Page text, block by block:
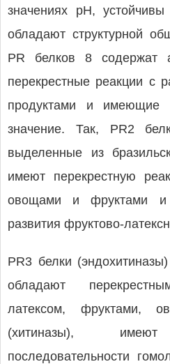
значениях рН,
обладают структурной
PR белков 8 содержат
перекрестные реакции с
продуктами и имеющие
значение. Так, PR2
выделенные из
имеют перекрестную
овощами и фруктами и
развития фруктово-
PR3 белки
обладают
латексом, фруктами,
(хитиназы), имеют
последовательности